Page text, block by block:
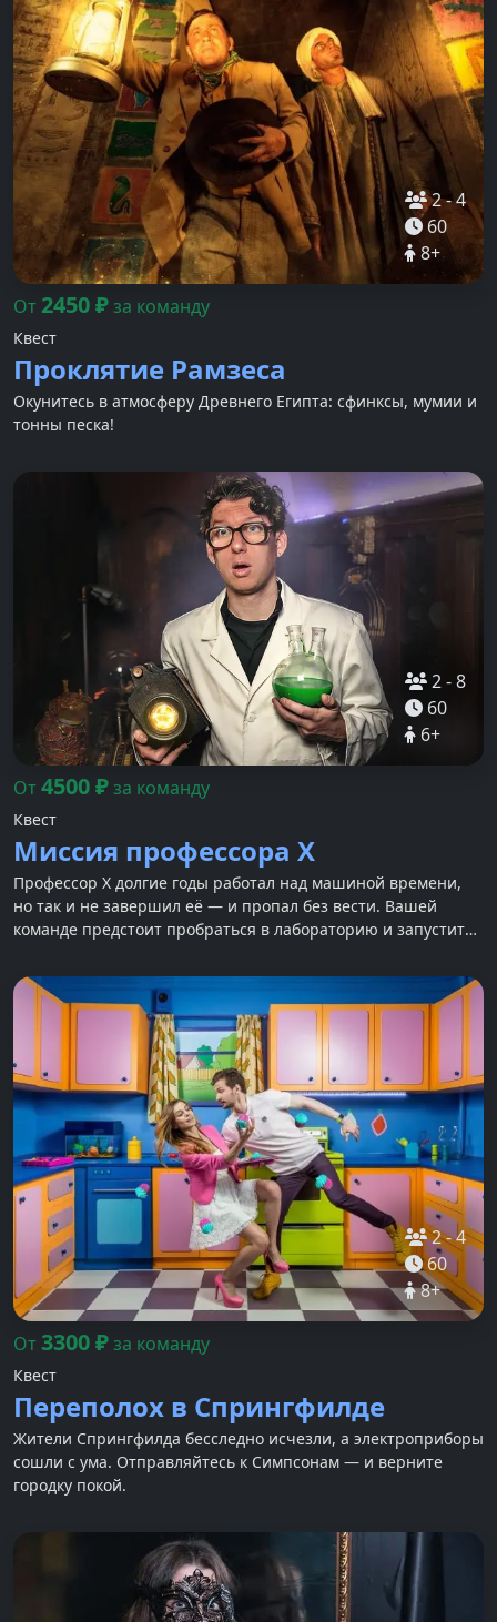
2-4
60
8+
От 2450₽за команду
Квест
Проклятие Рамзеса
Окунитесь в атмосферу Древнего Египта: сфинксы, мумии и
тонны песка!
2-8
60
6+
От4500₽за команду
Квест
Миссия профессора Х
Профессор Х долгие годы работал над машиной времени,
но так и не завершил её — и пропал без вести. Вашей
команде предстоит пробраться в лабораторию и запустить
2-4
60
8+
От3300₽за команду
Квест
Переполох в Спрингфилде
Жители Спрингфилда бесследно исчезли, а электроприборы
сошли с ума. Отправляйтесь к Симпсонам — и верните
городку покой.